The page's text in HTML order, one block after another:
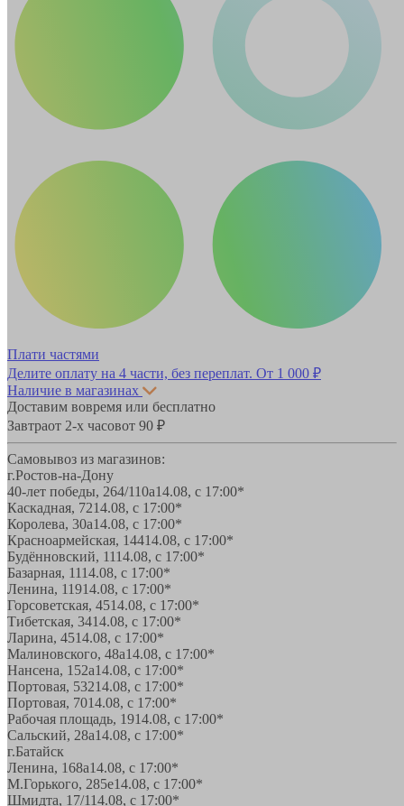
Плати частями
Делите оплату на 4 части, без переплат. От 1 000 ₽
Наличие в магазинах
Доставим вовремя или бесплатно
Завтраот 2-х часовот 90 ₽
Самовывоз из магазинов:
г.Ростов-на-Дону
40-лет победы, 264/110а14.08, с 17:00*
Каскадная, 7214.08, с 17:00*
Королева, 30а14.08, с 17:00*
Красноармейская, 14414.08, с 17:00*
Будённовский, 1114.08, с 17:00*
Базарная, 1114.08, с 17:00*
Ленина, 11914.08, с 17:00*
Горсоветская, 4514.08, с 17:00*
Тибетская, 3414.08, с 17:00*
Ларина, 4514.08, с 17:00*
Малиновского, 48а14.08, с 17:00*
Нансена, 152а14.08, с 17:00*
Портовая, 53214.08, с 17:00*
Портовая, 7014.08, с 17:00*
Рабочая площадь, 1914.08, с 17:00*
Сальский, 28a14.08, с 17:00*
г.Батайск
Ленина, 168а14.08, с 17:00*
М.Горького, 285е14.08, с 17:00*
Шмидта, 17/114.08, с 17:00*